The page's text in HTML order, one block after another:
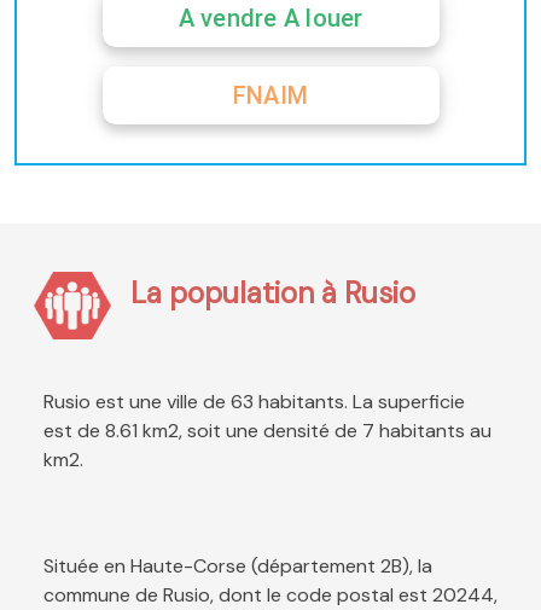
A vendre A louer
FNAIM
La population à Rusio
Rusio est une ville de 63 habitants. La superficie
est de 8.61 km2, soit une densité de 7 habitants au
km2.
Située en Haute-Corse (département 2B), la
commune de Rusio, dont le code postal est 20244,